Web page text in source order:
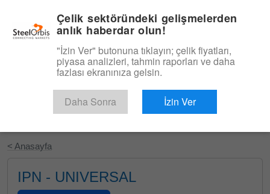
Ücretsiz Deneyin
< Anasayfa
IPN - UNIVERSAL
Çelik sektöründeki gelişmelerden
anlık haberdar olun!
"İzin Ver" butonuna tıklayın; çelik fiyatları,
piyasa analizleri, tahmin raporları ve daha
fazlası ekranınıza gelsin.
Daha Sonra İzin Ver